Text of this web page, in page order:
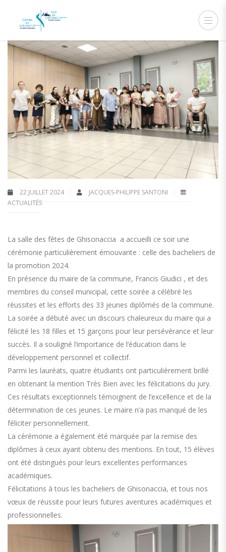
22 JUILLET 2024
JACQUES-PHILIPPE SANTONI
ACTUALITÉS
La salle des fêtes de Ghisonaccia a accueilli ce soir une
cérémonie particulièrement émouvante : celle des bacheliers de
la promotion 2024.
En présence du maire de la commune, Francis Giudici , et des
membres du conseil municipal, cette soirée a célébré les
réussites et les efforts des 33 jeunes diplômés de la commune.
La soirée a débuté avec un discours chaleureux du maire qui a
félicité les 18 filles et 15 garçons pour leur persévérance et leur
succès. Il a souligné l’importance de l’éducation dans le
développement personnel et collectif.
Parmi les lauréats, quatre étudiants ont particulièrement brillé
en obtenant la mention Très Bien avec les félicitations du jury.
Ces résultats exceptionnels témoignent de l’excellence et de la
détermination de ces jeunes. Le maire n’a pas manqué de les
féliciter personnellement.
La cérémonie a également été marquée par la remise des
diplômes à ceux ayant obtenu des mentions. En tout, 15 élèves
ont été distingués pour leurs excellentes performances
académiques.
Félicitations à tous les bacheliers de Ghisonaccia, et tous nos
vœux de réussite pour leurs futures aventures académiques et
professionnelles.